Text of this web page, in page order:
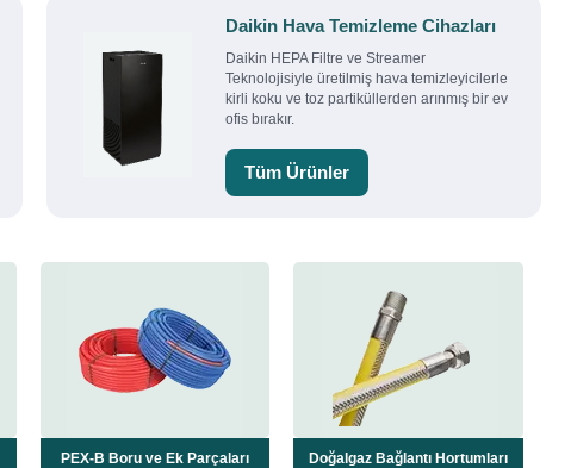
Daikin Hava Temizleme Cihazları
Daikin HEPA Filtre ve Streamer
Teknolojisiyle üretilmiş hava temizleyicilerle
kirli koku ve toz partiküllerden arınmış bir ev
ofis bırakır.
Tüm Ürünler
PEX-B Boru ve Ek Parçaları Doğalgaz Bağlantı Hortumları